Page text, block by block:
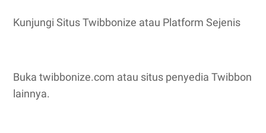
Kunjungi Situs Twibbonize atau Platform Sejenis
Buka twibbonize.com atau situs penyedia Twibbon
lainnya.